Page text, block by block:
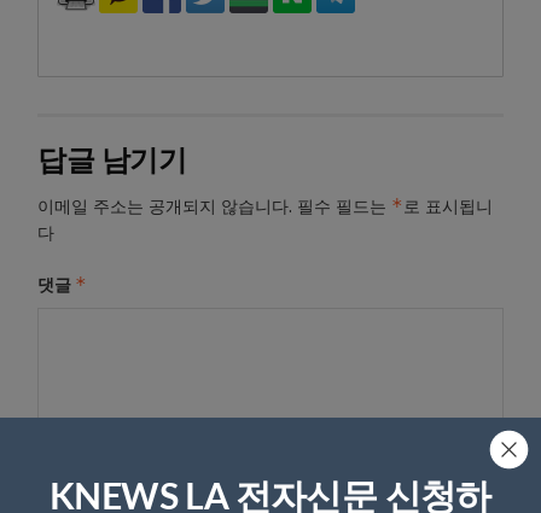
답글 남기기
이메일 주소는 공개되지 않습니다. 필수 필드는 *로 표시됩니
다
댓글 *
KNEWS LA 전자신문 신청하